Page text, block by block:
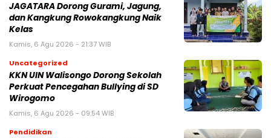
JAGATARA Dorong Gurami, Jagung,
dan Kangkung Rowokangkung Naik
Kelas
Kamis, 6 Agu 2026 - 21:37 WIB
Uncategorized
KKN UIN Walisongo Dorong Sekolah
Perkuat Pencegahan Bullying di SD
Wirogomo
Kamis, 6 Agu 2026 - 09:54 WIB
Pendidikan